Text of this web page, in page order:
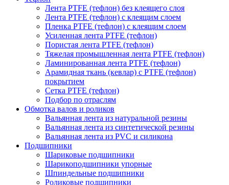
Лента PTFE (тефлон) без клеящего слоя
Лента PTFE (тефлон) с клеящим слоем
Пленка PTFE (тефлон) с клеящим слоем
Усиленная лента PTFE (тефлон)
Пористая лента PTFE (тефлон)
Тяжелая промышленная лента PTFE (тефлон)
Ламинированная лента PTFE (тефлон)
Арамидная ткань (кевлар) с PTFE (тефлон)
покрытием
Сетка PTFE (тефлон)
Подбор по отраслям
Обмотка валов и роликов
Вальянная лента из натуральной резины
Вальянная лента из синтетической резины
Вальянная лента из PVC и силикона
Подшипники
Шариковые подшипники
Шарикоподшипники упорные
Шпиндельные подшипники
Роликовые подшипники